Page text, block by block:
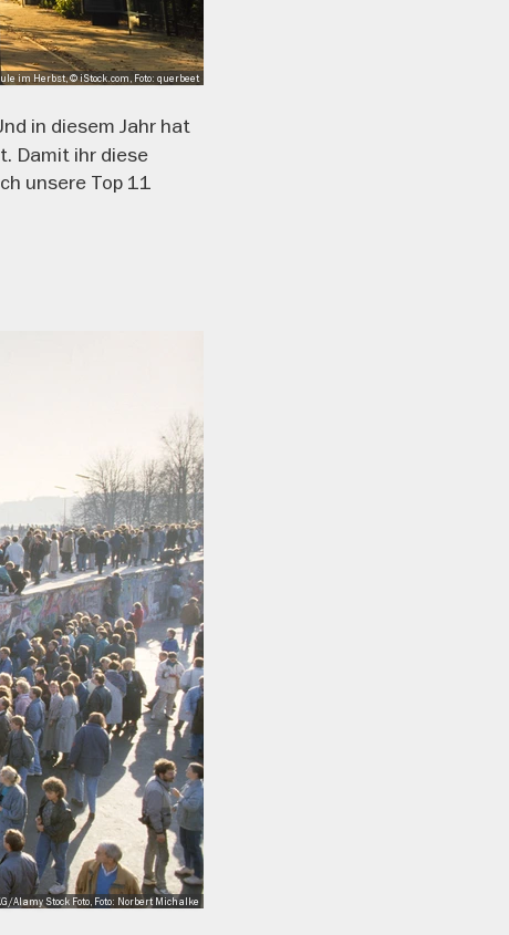
im Herbst, © iStock.com, Foto: querbeet
in diesem Jahr hat
Damit ihr diese
unsere Top 11
Alamy Stock Foto, Foto: Norbert Michalke